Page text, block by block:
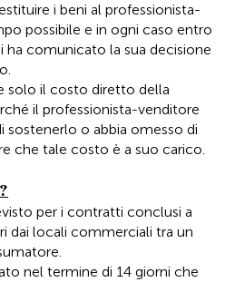
i beni al professionista-
possibile e in ogni caso entro
ha comunicato la sua decisione
solo il costo diretto della
il professionista-venditore
sostenerlo o abbia omesso di
che tale costo è a suo carico.
per i contratti conclusi a
dai locali commerciali tra un
nel termine di 14 giorni che